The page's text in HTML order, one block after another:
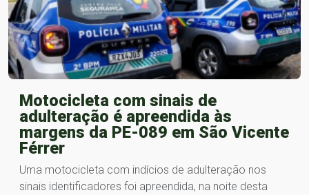
Motocicleta com sinais de
adulteração é apreendida às
margens da PE-089 em São Vicente
Férrer
Uma motocicleta com indícios de adulteração nos
sinais identificadores foi apreendida, na noite desta